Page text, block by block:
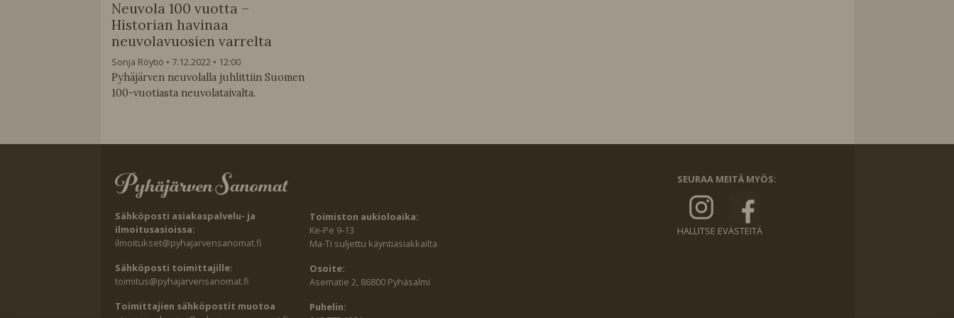
Neuvola 100 vuotta –
Historian havinaa
neuvolavuosien varrelta
Sonja Röytiö 7.12.2022
12:00
Pyhäjärven neuvolalla juhlittiin Suomen
100-vuotiasta neuvolataivalta.
Sähköposti asiakaspalvelu- ja
ilmoitusasioissa:
ilmoitukset@pyhajarvensanomat.fi
Sähköposti toimittajille:
toimitus@pyhajarvensanomat.fi
Toimittajien sähköpostit muotoa
Toimiston aukioloaika:
Ke-Pe 9-13
Ma-Ti suljettu käyntiasiakkailta
Osoite:
Asematie 2, 86800 Pyhäsalmi
Puhelin:
SEURAA MEITÄ MYÖS:
HALLITSE EVÄSTEITÄ